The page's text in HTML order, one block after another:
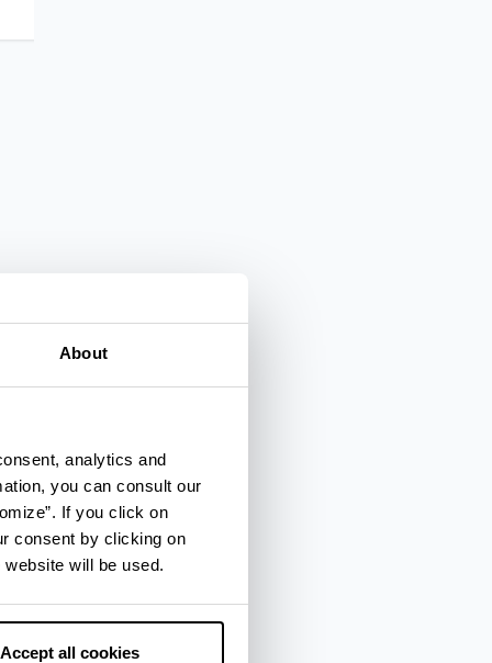
About
analytics and
you can consult our
If you click on
consent by clicking on
will be used.
Accept all cookies